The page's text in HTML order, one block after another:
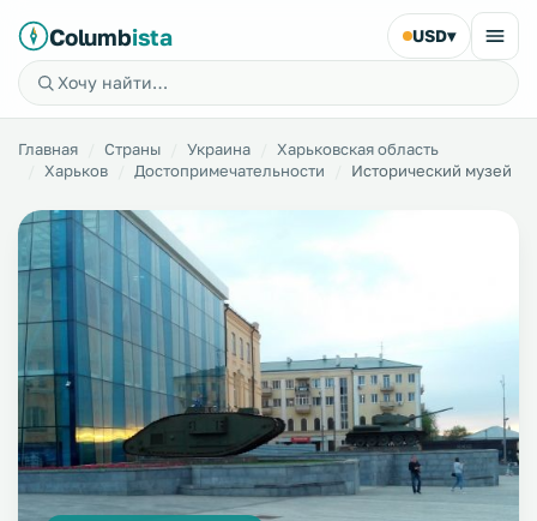
Columbista USD▾
Главная Страны Украина
Харьковская область
Харьков
Достопримечательности Исторический музей